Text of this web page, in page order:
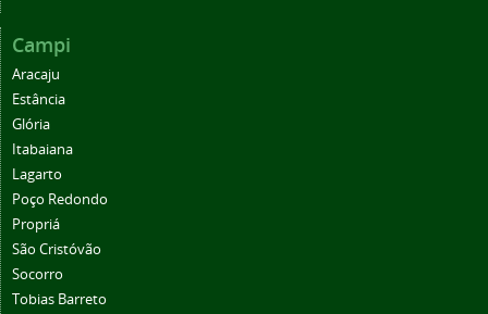
Campi
Aracaju
Estância
Glória
Itabaiana
Lagarto
Poço Redondo
Propriá
São Cristóvão
Socorro
Tobias Barreto